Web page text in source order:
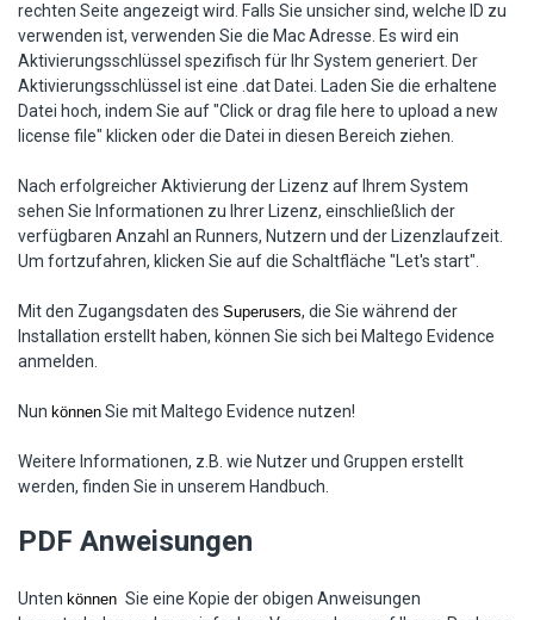
rechten Seite angezeigt wird. Falls Sie unsicher sind, welche ID zu
verwenden ist, verwenden Sie die Mac Adresse. Es wird ein
Aktivierungsschlüssel spezifisch für Ihr System generiert. Der
Aktivierungsschlüssel ist eine .dat Datei. Laden Sie die erhaltene
Datei hoch, indem Sie auf "Click or drag file here to upload a new
license file" klicken oder die Datei in diesen Bereich ziehen.
Nach erfolgreicher Aktivierung der Lizenz auf Ihrem System
sehen Sie Informationen zu Ihrer Lizenz, einschließlich der
verfügbaren Anzahl an Runners, Nutzern und der Lizenzlaufzeit.
Um fortzufahren, klicken Sie auf die Schaltfläche "Let's start".
Mit den Zugangsdaten des Superusers, die Sie während der
Installation erstellt haben, können Sie sich bei Maltego Evidence
anmelden.
Nun können Sie mit Maltego Evidence nutzen!
Weitere Informationen, z.B. wie Nutzer und Gruppen erstellt
werden, finden Sie in unserem Handbuch.
PDF Anweisungen
Unten können Sie eine Kopie der obigen Anweisungen